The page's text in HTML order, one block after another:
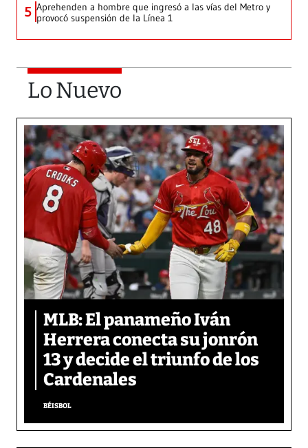
5 Aprehenden a hombre que ingresó a las vías del Metro y
provocó suspensión de la Línea 1
Lo Nuevo
MLB: El panameño Iván
Herrera conecta su jonrón
13 y decide el triunfo de los
Cardenales
BÉISBOL